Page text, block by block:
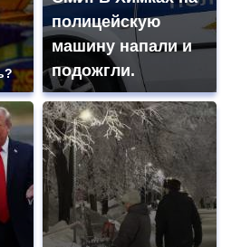
полицейскую
машину напали и
подожгли.